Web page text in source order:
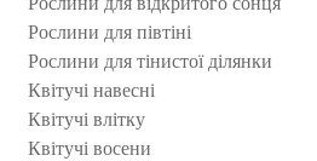
Рослини для півтіні
Рослини для тінистої ділянки
Квітучі навесні
Квітучі влітку
Квітучі восени